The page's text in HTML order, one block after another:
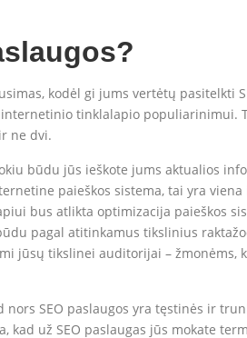
kodėl gi jums vertėtų pasitelkti
tinklalapio populiarinimui.
ne dvi.
būdu jūs ieškote jums aktualios
paieškos sistema, tai yra
bus atlikta optimizacija paieškos
pagal atitinkamus tikslinius
jūsų tikslinei auditorijai – žmonėms,
SEO paslaugos yra tęstinės ir
kad už SEO paslaugas jūs mokate